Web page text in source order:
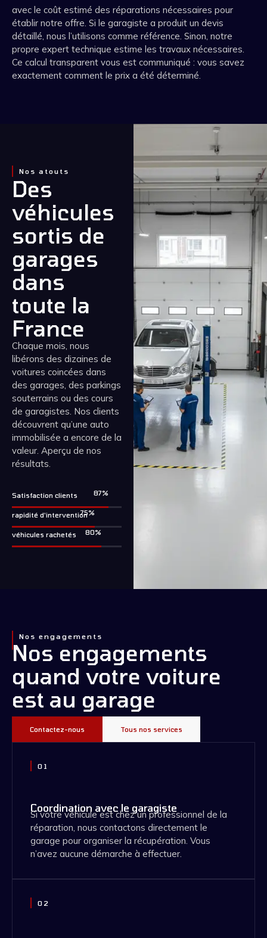
avec le coût estimé des réparations nécessaires pour
établir notre offre. Si le garagiste a produit un devis
détaillé, nous l’utilisons comme référence. Sinon, notre
propre expert technique estime les travaux nécessaires.
Ce calcul transparent vous est communiqué : vous savez
exactement comment le prix a été déterminé.
Nos atouts
Des
véhicules
sortis de
garages
dans
toute la
France
Chaque mois, nous
libérons des dizaines de
voitures coincées dans
des garages, des parkings
souterrains ou des cours
de garagistes. Nos clients
découvrent qu’une auto
immobilisée a encore de la
valeur. Aperçu de nos
résultats.
Satisfaction clients 99
rapidité d'intervention 85
véhicules rachetés 92
Nos engagements
Nos engagements
quand votre voiture
est au garage
Contactez-nous Tous nos services
01
Coordination avec le garagiste
Si votre véhicule est chez un professionnel de la
réparation, nous contactons directement le
garage pour organiser la récupération. Vous
n’avez aucune démarche à effectuer.
02